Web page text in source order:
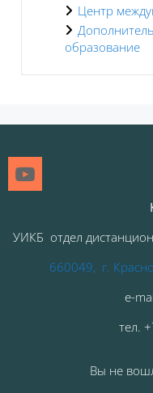
Центр
образование
УИКБ отдел
660049, г.
e-
тел.
Вы не